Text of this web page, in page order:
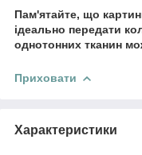
Пам'ятайте, що
ідеально передати
однотонних тканин
Приховати
Характеристики